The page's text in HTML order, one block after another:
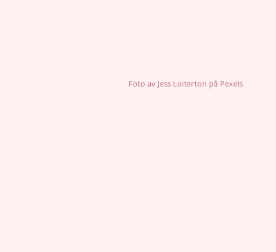
Foto av Jess Loiterton på Pexels